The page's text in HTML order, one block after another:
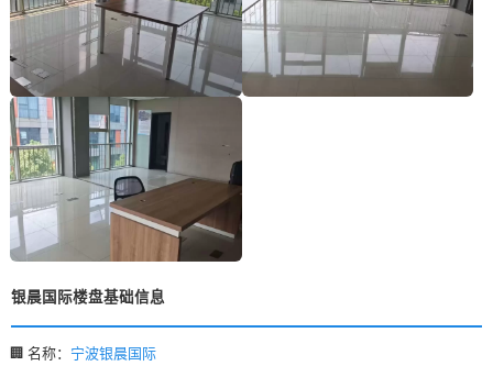
银晨国际楼盘基础信息
🏢 名称： 宁波银晨国际